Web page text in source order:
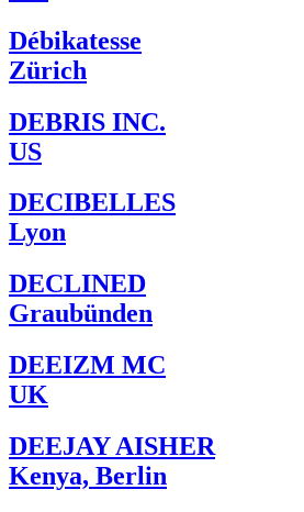
Débikatesse
Zürich
DEBRIS INC.
US
DECIBELLES
Lyon
DECLINED
Graubünden
DEEIZM MC
UK
DEEJAY AISHER
Kenya, Berlin